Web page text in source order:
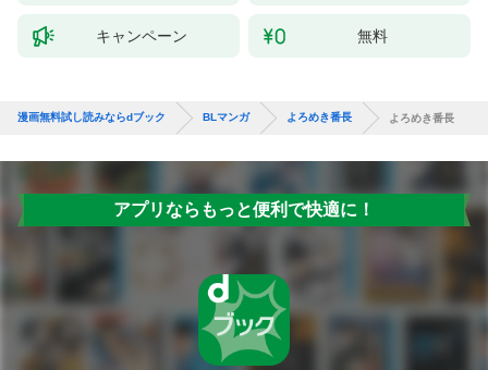
キャンペーン 無料
漫画無料試し読みならdブック BLマンガ よろめき番長 よろめき番長
アプリならもっと便利で快適に！